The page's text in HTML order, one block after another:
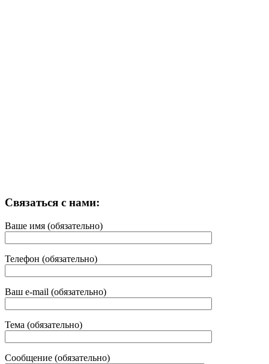
Связаться с нами:
Ваше имя (обязательно)
Телефон (обязательно)
Ваш e-mail (обязательно)
Тема (обязательно)
Сообщение (обязательно)